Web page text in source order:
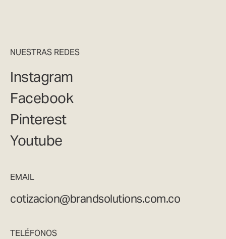
NUESTRAS REDES
Instagram
Facebook
Pinterest
Youtube
EMAIL
cotizacion@brandsolutions.com.co
TELÉFONOS